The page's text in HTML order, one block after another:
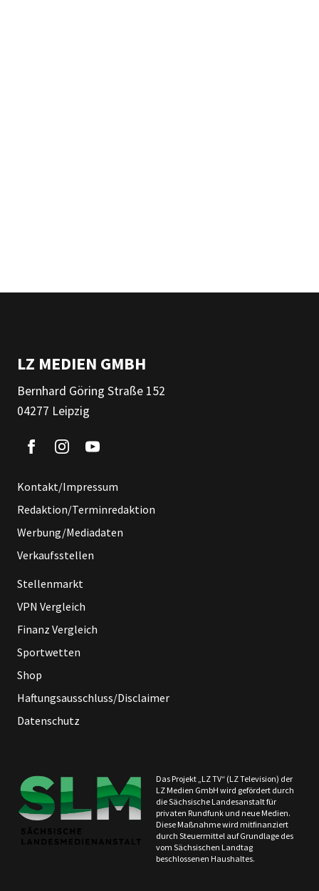
LZ MEDIEN GMBH
Bernhard Göring Straße 152
04277 Leipzig
Kontakt/Impressum
Redaktion/Terminredaktion
Werbung/Mediadaten
Verkaufsstellen
Stellenmarkt
VPN Vergleich
Finanz Vergleich
Sportwetten
Shop
Haftungsausschluss/Disclaimer
Datenschutz
Das Projekt „LZ TV“ (LZ Television) der
LZ Medien GmbH wird gefördert durch
die Sächsische Landesanstalt für
privaten Rundfunk und neue Medien.
Diese Maßnahme wird mitfinanziert
durch Steuermittel auf Grundlage des
vom Sächsischen Landtag
beschlossenen Haushaltes.